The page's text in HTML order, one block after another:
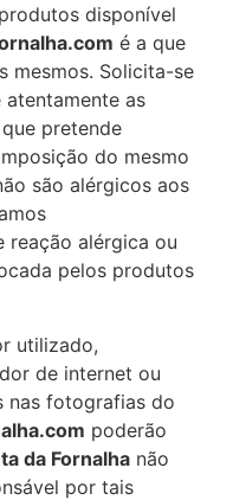
disponível
é a que
mesmos. Solicita-se
atentamente as
pretende
do mesmo
são alérgicos aos
reação alérgica ou
pelos produtos
utilizado,
de internet ou
nas fotografias do
poderão
da Fornalha não
por tais